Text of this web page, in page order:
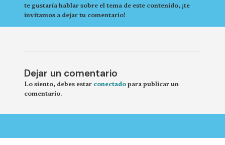
te gustaría hablar sobre el tema de este contenido, ¡te
invitamos a dejar tu comentario!
Dejar un comentario
Lo siento, debes estar conectado para publicar un
comentario.